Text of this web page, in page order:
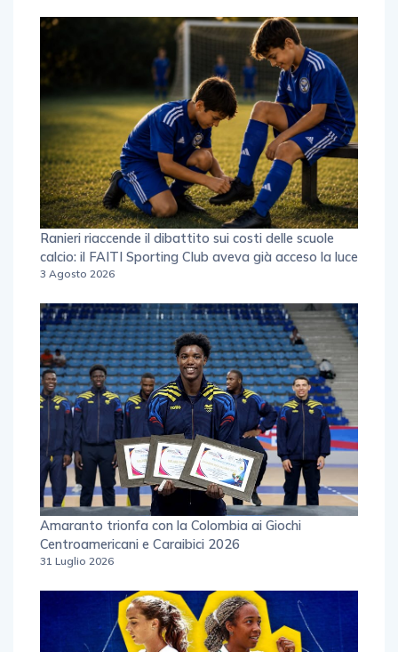
Ranieri riaccende il dibattito sui costi delle scuole
calcio: il FAITI Sporting Club aveva già acceso la luce
3 Agosto 2026
Amaranto trionfa con la Colombia ai Giochi
Centroamericani e Caraibici 2026
31 Luglio 2026